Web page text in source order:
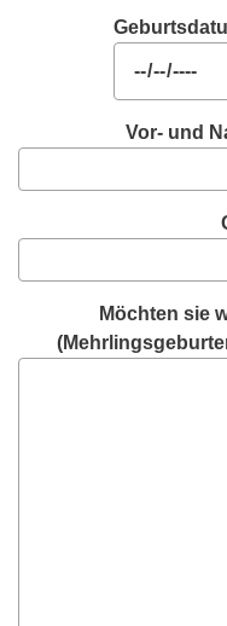
Vor- und
Möchten sie